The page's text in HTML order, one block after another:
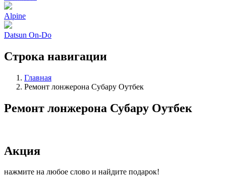
Alpine
Datsun On-Do
Строка навигации
Главная
Ремонт лонжерона Субару Оутбек
Ремонт лонжерона Субару Оутбек
Акция
нажмите на любое слово и найдите подарок!